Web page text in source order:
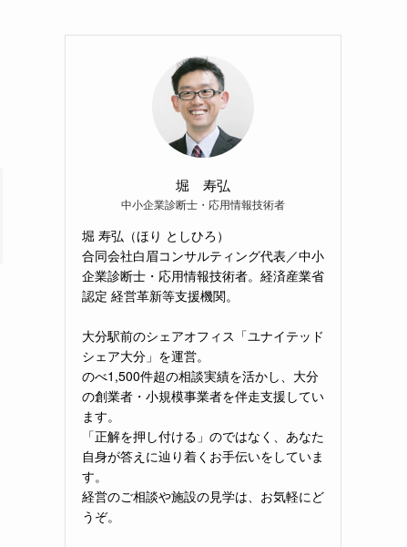
堀 寿弘
中小企業診断士・応用情報技術者
堀 寿弘（ほり としひろ）
合同会社白眉コンサルティング代表／中小
企業診断士・応用情報技術者。経済産業省
認定 経営革新等支援機関。
大分駅前のシェアオフィス「ユナイテッド
シェア大分」を運営。
のべ1,500件超の相談実績を活かし、大分
の創業者・小規模事業者を伴走支援してい
ます。
「正解を押し付ける」のではなく、あなた
自身が答えに辿り着くお手伝いをしていま
す。
経営のご相談や施設の見学は、お気軽にど
うぞ。